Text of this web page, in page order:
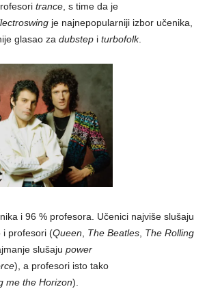
trance , s time da je
je najnepopularniji izbor učenika,
glasao za dubstep i turbofolk.
i 96 % profesora. Učenici najviše slušaju
i profesori (Queen The Beatles The Rolling
slušaju power
), a profesori isto tako
me the Horizon).